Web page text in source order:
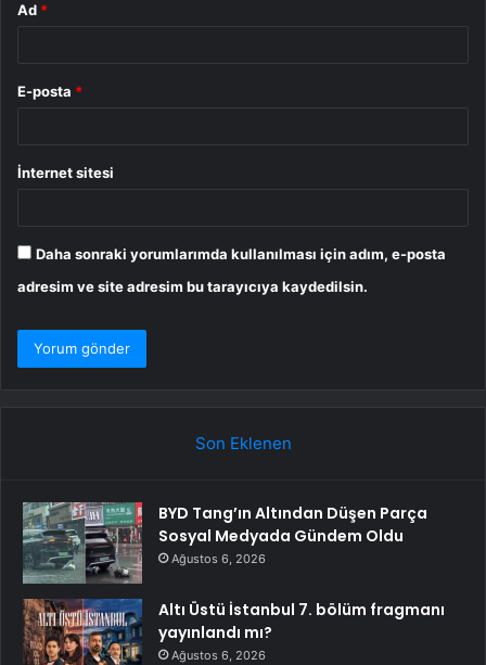
Ad *
E-posta *
İnternet sitesi
Daha sonraki yorumlarımda kullanılması için adım, e-posta
adresim ve site adresim bu tarayıcıya kaydedilsin.
Son Eklenen
BYD Tang’ın Altından Düşen Parça
Sosyal Medyada Gündem Oldu
Ağustos 6, 2026
Altı Üstü İstanbul 7. bölüm fragmanı
yayınlandı mı?
Ağustos 6, 2026